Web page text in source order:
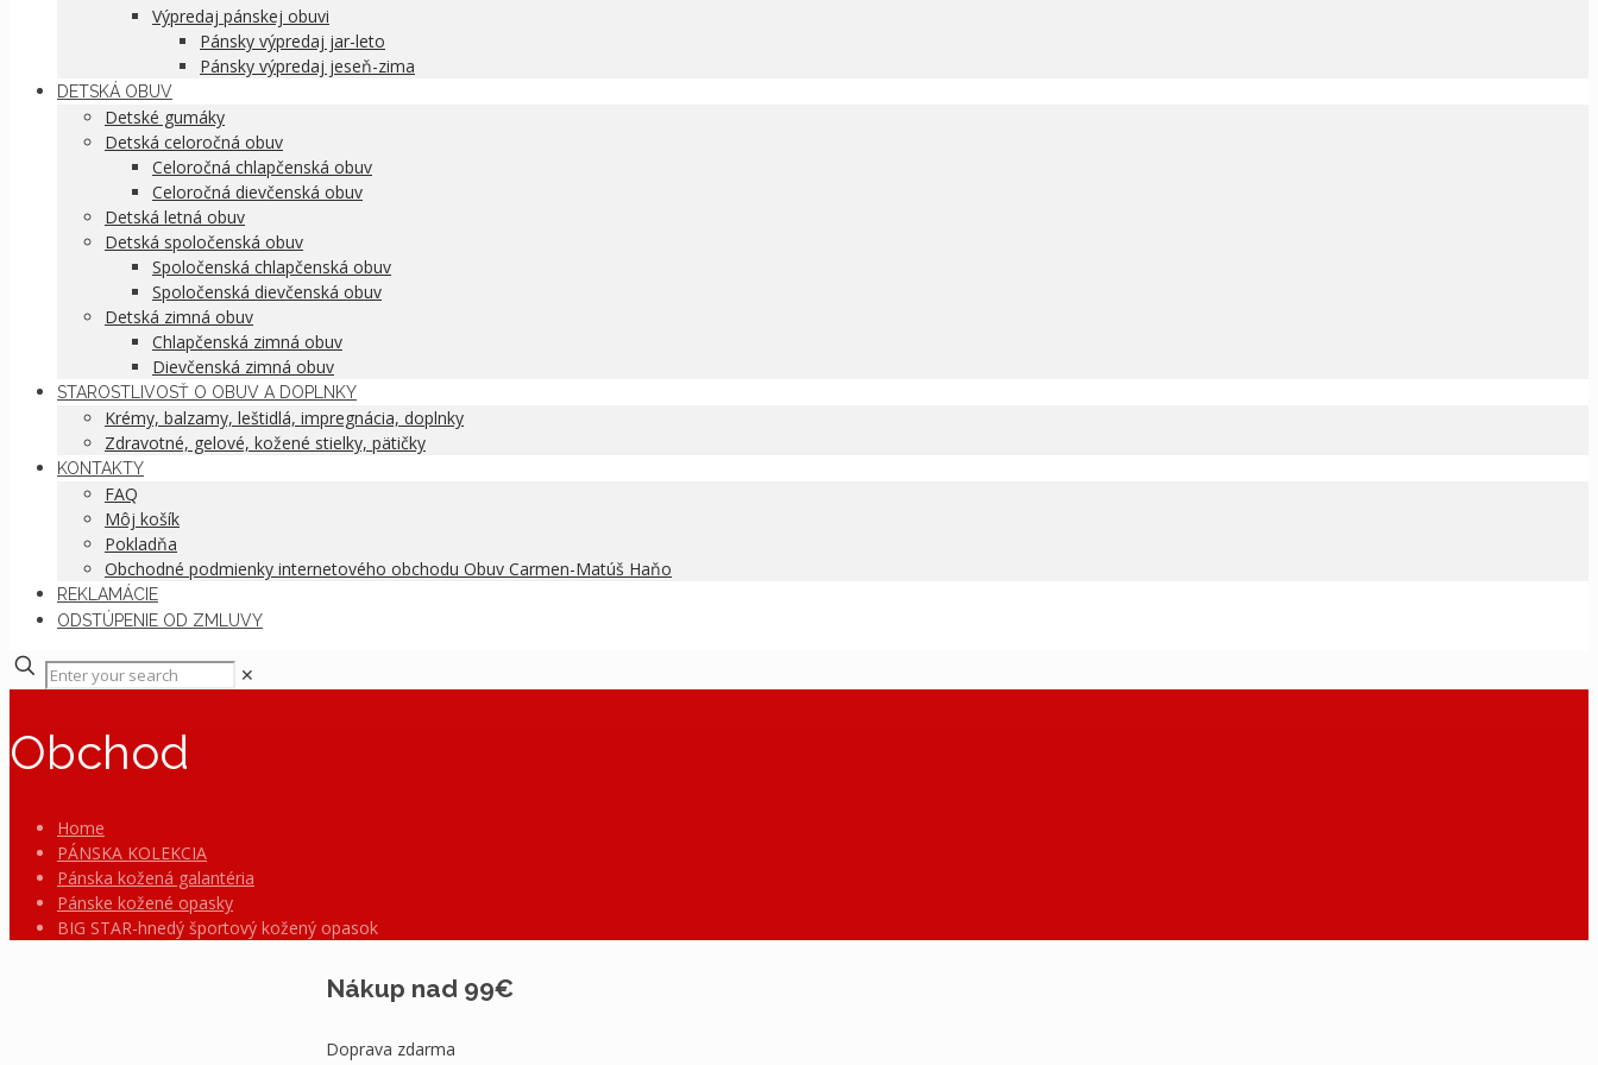
Výpredaj pánskej obuvi
Pánsky výpredaj jar-leto
Pánsky výpredaj jeseň-zima
DETSKÁ OBUV
Detské gumáky
Detská celoročná obuv
Celoročná chlapčenská obuv
Celoročná dievčenská obuv
Detská letná obuv
Detská spoločenská obuv
Spoločenská chlapčenská obuv
Spoločenská dievčenská obuv
Detská zimná obuv
Chlapčenská zimná obuv
Dievčenská zimná obuv
STAROSTLIVOSŤ O OBUV A DOPLNKY
Krémy, balzamy, leštidlá, impregnácia, doplnky
Zdravotné, gelové, kožené stielky, pätičky
KONTAKTY
FAQ
Môj košík
Pokladňa
Obchodné podmienky internetového obchodu Obuv Carmen-Matúš Haňo
REKLAMÁCIE
ODSTÚPENIE OD ZMLUVY
✕
Obchod
Home
PÁNSKA KOLEKCIA
Pánska kožená galantéria
Pánske kožené opasky
BIG STAR-hnedý športový kožený opasok
Nákup nad 99€
Doprava zdarma